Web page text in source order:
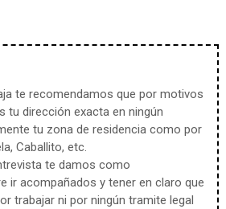
te recomendamos que por motivos
tu dirección exacta en ningún
tu zona de residencia como por
Caballito, etc.
te damos como
ir acompañados y tener en claro que
trabajar ni por ningún tramite legal